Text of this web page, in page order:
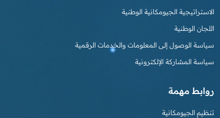
الاستراتيجية الجيومكانية الوطنية
اللجان الوطنية
سياسة الوصول إلى المعلومات والخدمات الرقمية
سياسة المشاركة الإلكترونية
روابط مهمة
تنظيم الجيومكانية